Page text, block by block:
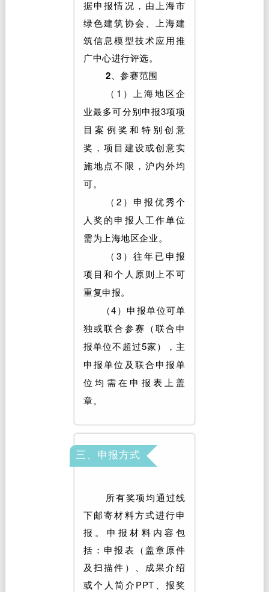
据申报情况，由上海市
绿色建筑协会、上海建
筑信息模型技术应用推
广中心进行评选。
2、参赛范围
（1）上海地区企
业最多可分别申报3项项
目案例奖和特别创意
奖，项目建设或创意实
施地点不限，沪内外均
可。
（2）申报优秀个
人奖的申报人工作单位
需为上海地区企业。
（3）往年已申报
项目和个人原则上不可
重复申报。
（4）申报单位可单
独或联合参赛（联合申
报单位不超过5家），主
申报单位及联合申报单
位均需在申报表上盖
章。
三、申报方式
所有奖项均通过线
下邮寄材料方式进行申
报。申报材料内容包
括：申报表（盖章原件
及扫描件）、成果介绍
或个人简介PPT、报奖